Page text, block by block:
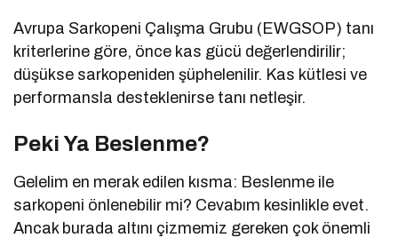
Avrupa Sarkopeni Çalışma Grubu (EWGSOP) tanı
kriterlerine göre, önce kas gücü değerlendirilir;
düşükse sarkopeniden şüphelenilir. Kas kütlesi ve
performansla desteklenirse tanı netleşir.
Peki Ya Beslenme?
Gelelim en merak edilen kısma: Beslenme ile
sarkopeni önlenebilir mi? Cevabım kesinlikle evet.
Ancak burada altını çizmemiz gereken çok önemli